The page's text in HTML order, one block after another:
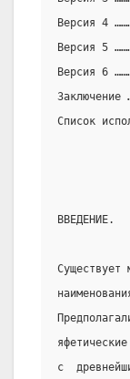
Версия 4
Версия 5
Версия 6
Заключение
Список
ВВЕДЕНИЕ.
Существует
с